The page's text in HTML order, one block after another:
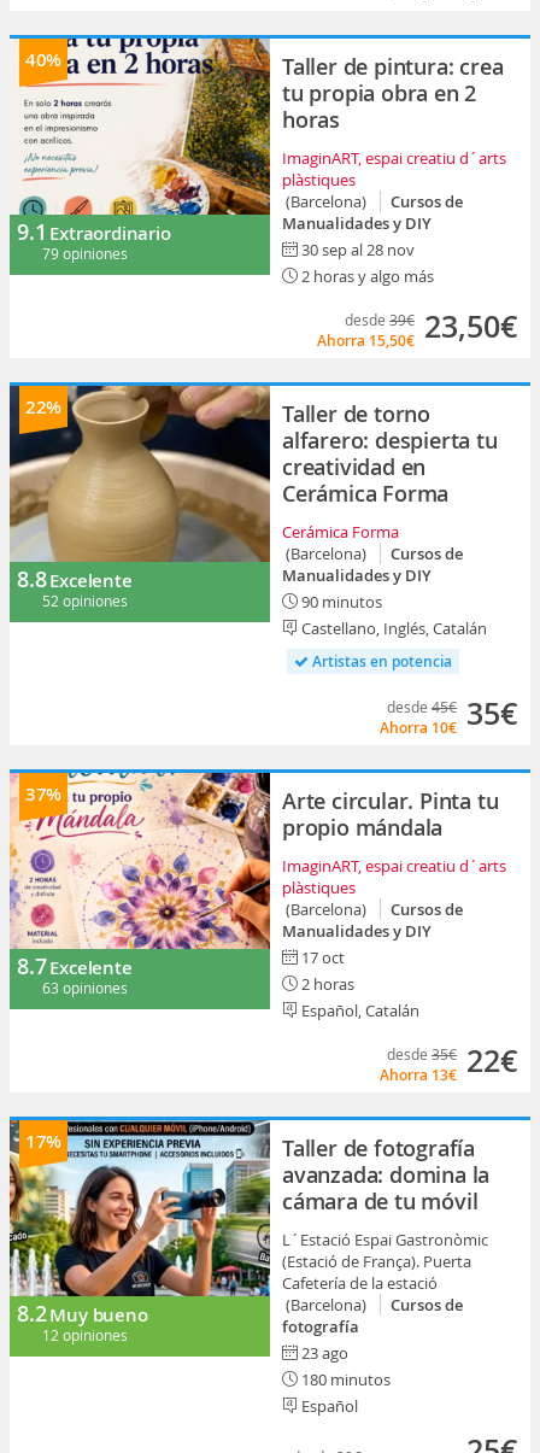
40%
9.1 Extraordinario
79 opiniones
Taller de pintura: crea
tu propia obra en 2
horas
ImaginART, espai creatiu d´arts
plàstiques
(Barcelona)
Cursos de
Manualidades y DIY
30 sep al 28 nov
2 horas y algo más
desde 39€
Ahorra 15,50€ 23,50€
22%
8.8Excelente
52 opiniones
Taller de torno
alfarero: despierta tu
creatividad en
Cerámica Forma
Cerámica Forma
(Barcelona)
Cursos de
Manualidades y DIY
90 minutos
Castellano, Inglés, Catalán
Artistas en potencia
desde 45€
Ahorra 10€ 35€
37%
8.7Excelente
63 opiniones
Arte circular. Pinta tu
propio mándala
ImaginART, espai creatiu d´arts
plàstiques
(Barcelona)
Cursos de
Manualidades y DIY
17 oct
2 horas
Español, Catalán
desde 35€
Ahorra 13€ 22€
17%
8.2Muy bueno
12 opiniones
Taller de fotografía
avanzada: domina la
cámara de tu móvil
L´Estació Espai Gastronòmic
(Estació de França). Puerta
Cafetería de la estació
(Barcelona)
Cursos de
fotografía
23 ago
180 minutos
Español